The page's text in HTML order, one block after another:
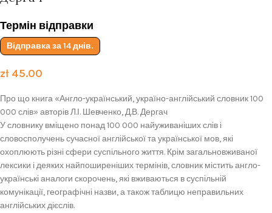
Термін відправки
Відправка за 14 днів.
zł45.00
Про що книга «Англо-український, україно-англійський словник 100
000 слів» авторів Л.І. Шевченко, Д.В. Дергач
У словнику вміщено понад 100 000 найуживаніших слів і
словосполучень сучасної англійської та української мов, які
охоплюють різні сфери суспільного життя. Крім загальновживаної
лексики і деяких найпоширеніших термінів, словник містить англо-
українські аналоги скорочень, які вживаються в суспільній
комунікації, географічні назви, а також таблицю неправильних
англійських дієслів.